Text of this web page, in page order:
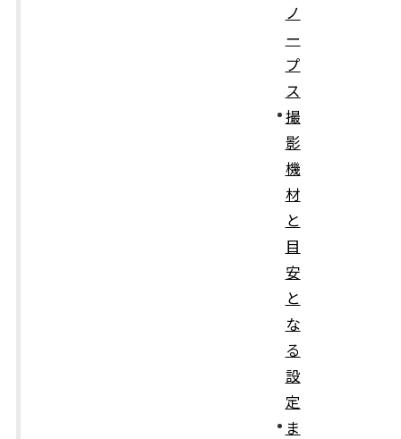
ノ
ー
プ
ス
撮
影
機
材
と
目
安
と
な
る
設
定
ま